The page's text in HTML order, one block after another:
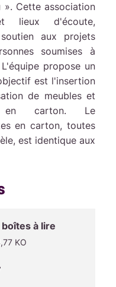
». Cette association
lieux d'écoute,
aux projets
soumises à
propose un
est l'insertion
de meubles et
en carton. Le
en carton, toutes
est identique aux
à lire
KO